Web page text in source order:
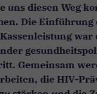
uns diesen Weg
Die Einführung
war
Gemeinsam
die HIV-